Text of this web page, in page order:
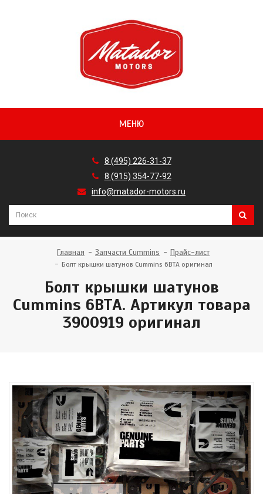
МЕНЮ
8 (495) 226-31-37
8 (915) 354-77-92
info@matador-motors.ru
Главная Запчасти Cummins Прайс-лист
Болт крышки шатунов Cummins 6BTA оригинал
Болт крышки шатунов
Cummins 6BTA. Артикул товара
3900919 оригинал